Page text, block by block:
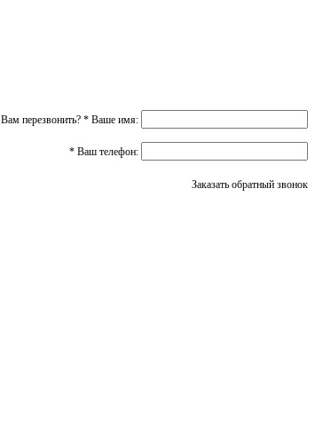
Вам перезвонить? * Ваше имя:
* Ваш телефон:
Заказать обратный звонок